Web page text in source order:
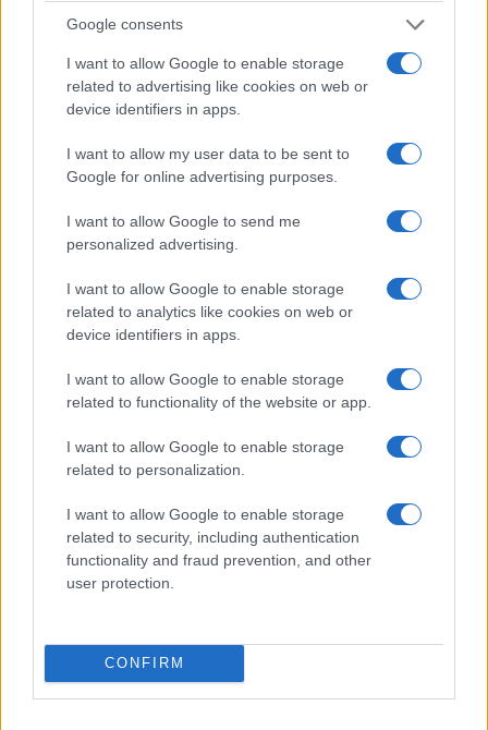
Google consents
I want to allow Google to enable storage
related to advertising like cookies on web or
device identifiers in apps.
I want to allow my user data to be sent to
Google for online advertising purposes.
I want to allow Google to send me
personalized advertising.
I want to allow Google to enable storage
related to analytics like cookies on web or
device identifiers in apps.
I want to allow Google to enable storage
related to functionality of the website or app.
I want to allow Google to enable storage
related to personalization.
I want to allow Google to enable storage
related to security, including authentication
functionality and fraud prevention, and other
user protection.
CONFIRM